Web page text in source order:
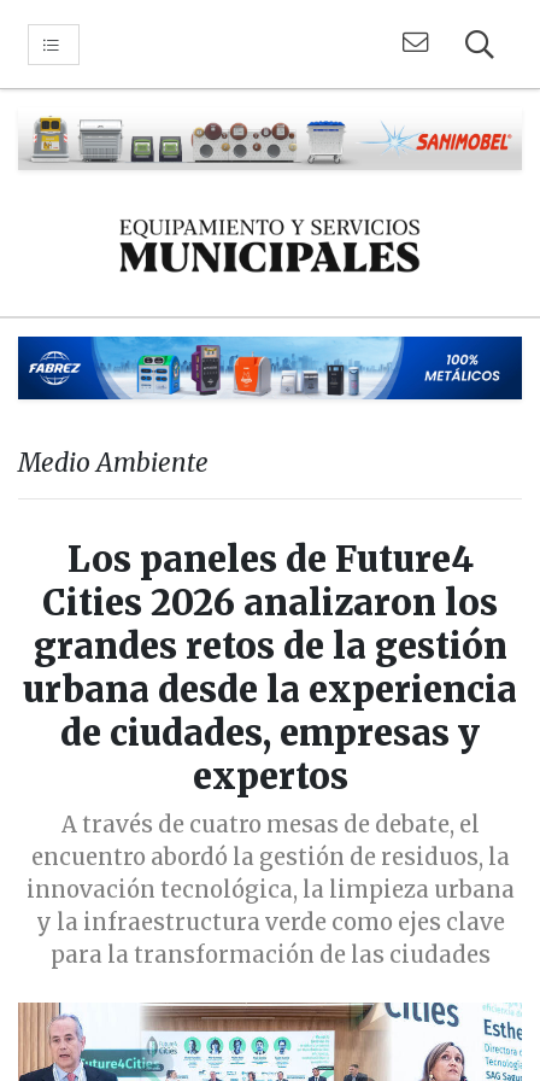
Medio Ambiente
Los paneles de Future4
Cities 2026 analizaron los
grandes retos de la gestión
urbana desde la experiencia
de ciudades, empresas y
expertos
A través de cuatro mesas de debate, el
encuentro abordó la gestión de residuos, la
innovación tecnológica, la limpieza urbana
y la infraestructura verde como ejes clave
para la transformación de las ciudades